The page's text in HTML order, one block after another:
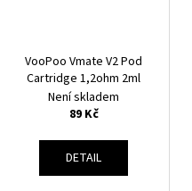
VooPoo Vmate V2 Pod
Cartridge 1,2ohm 2ml
Není skladem
89 Kč
DETAIL